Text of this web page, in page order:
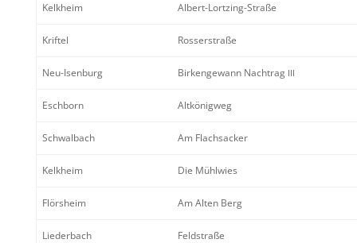
Kelkheim Albert-Lortzing-Straße
Kriftel Rosser­straße
Neu-Isenburg Birken­ge­wann Nachtrag III
Eschborn Altkö­nigweg
Schwal­bach Am Flach­sa­cker
Kelkheim Die Mühlwies
Flörs­heim Am Alten Berg
Lieder­bach Feldstraße